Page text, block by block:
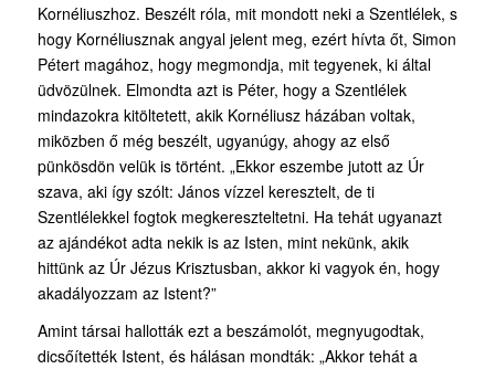
Kornéliuszhoz. Beszélt róla, mit mondott neki a Szentlélek, s
hogy Kornéliusznak angyal jelent meg, ezért hívta őt, Simon
Pétert magához, hogy megmondja, mit tegyenek, ki által
üdvözülnek. Elmondta azt is Péter, hogy a Szentlélek
mindazokra kitöltetett, akik Kornéliusz házában voltak,
miközben ő még beszélt, ugyanúgy, ahogy az első
pünkösdön velük is történt. „Ekkor eszembe jutott az Úr
szava, aki így szólt: János vízzel keresztelt, de ti
Szentlélekkel fogtok megkereszteltetni. Ha tehát ugyanazt
az ajándékot adta nekik is az Isten, mint nekünk, akik
hittünk az Úr Jézus Krisztusban, akkor ki vagyok én, hogy
akadályozzam az Istent?”
Amint társai hallották ezt a beszámolót, megnyugodtak,
dicsőítették Istent, és hálásan mondták: „Akkor tehát a